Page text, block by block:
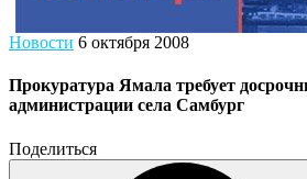
Новости 6 октября 2008
Прокуратура Ямала требует
администрации села Самбург
Поделиться